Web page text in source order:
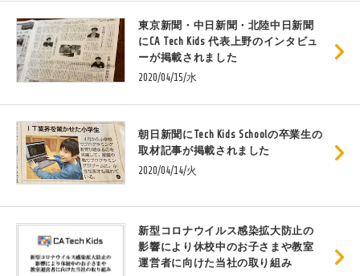
東京新聞・中日新聞・北陸中日新聞
にCA Tech Kids 代表上野のインタビュ
ーが掲載されました
2020/04/15/水
朝日新聞にTech Kids Schoolの卒業生の
取材記事が掲載されました
2020/04/14/火
新型コロナウイルス感染拡大防止の
影響により休校中のお子さまや教室
運営者に向けた当社の取り組み